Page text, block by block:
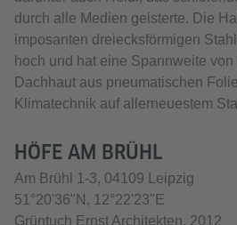
durch alle Medien geisterte. Die
imposanten dreiecksförmigen
hoch und hat eine Spannweite
Dachhaut aus pneumatischen
Klimatechnik auf allerneuestem
HÖFE AM BRÜHL
Am Brühl 1-3, 04109 Leipzig
51°20'36"N, 12°22'23"E
Grüntuch Ernst Architekten, 2012